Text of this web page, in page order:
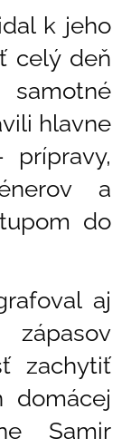
k jeho
celý deň
hlavne
prípravy,
a
do
aj
zachytiť
domácej
Samir